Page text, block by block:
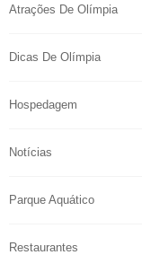
Atrações De Olímpia
Dicas De Olímpia
Hospedagem
Notícias
Parque Aquático
Restaurantes